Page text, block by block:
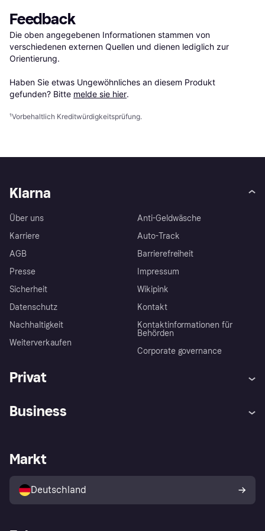
Feedback
Die oben angegebenen Informationen stammen von
verschiedenen externen Quellen und dienen lediglich zur
Orientierung.
Haben Sie etwas Ungewöhnliches an diesem Produkt
gefunden? Bitte melde sie hier.
¹Vorbehaltlich Kreditwürdigkeitsprüfung.
Klarna
Über uns
Karriere
AGB
Presse
Sicherheit
Datenschutz
Nachhaltigkeit
Weiterverkaufen
Anti-Geldwäsche
Auto-Track
Barrierefreiheit
Impressum
Wikipink
Kontakt
Kontaktinformationen für
Behörden
Corporate governance
Privat
Klarna App
Shops entdecken
Käuferschutzrichtlinie
Dein Widerrufsrecht
Business
Händlerportal
Markt
Deutschland